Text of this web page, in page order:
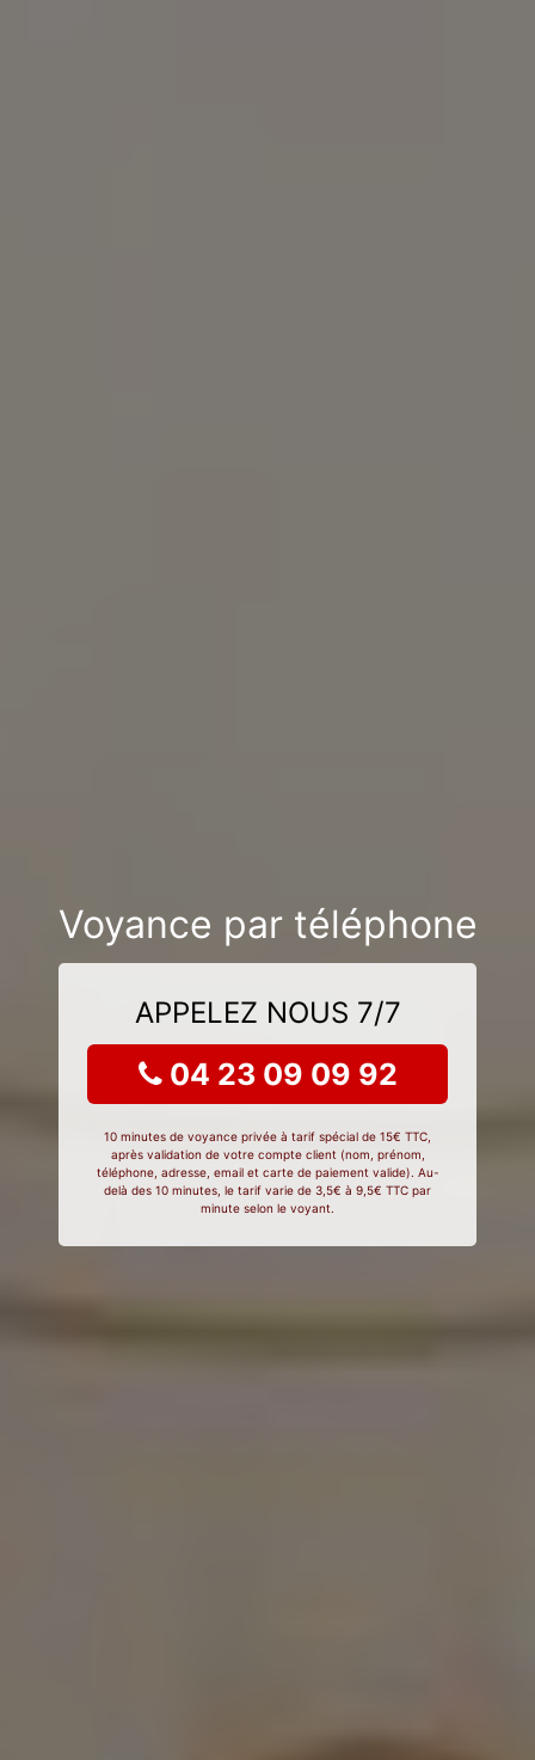
Voyance par téléphone
APPELEZ NOUS 7/7
04 23 09 09 92
10 minutes de voyance privée à tarif spécial de 15€ TTC,
après validation de votre compte client (nom, prénom,
téléphone, adresse, email et carte de paiement valide). Au-
delà des 10 minutes, le tarif varie de 3,5€ à 9,5€ TTC par
minute selon le voyant.